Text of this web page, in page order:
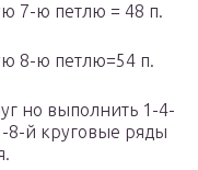
7-ю петлю = 48 п.
8-ю петлю=54 п.
но выполнить 1-4-
8-й круговые ряды